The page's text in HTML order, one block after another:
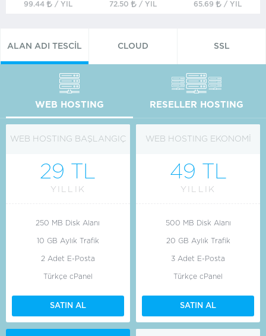
99.44 / YIL 72.50 / YIL 65.69 / YIL
ALAN ADI TESCİL
ETMEK İSTİYORUM
CLOUD
ALMAK
SSL
SERTİFİKASI
WEB HOSTING RESELLER HOSTING
WEB HOSTING BAŞLANGIÇ
29 TL
YILLIK
250 MB Disk Alanı
10 GB Aylık Trafik
2 Adet E-Posta
Türkçe cPanel
SATIN AL
WEB HOSTING EKONOMİ
49 TL
YILLIK
500 MB Disk Alanı
20 GB Aylık Trafik
3 Adet E-Posta
Türkçe cPanel
SATIN AL